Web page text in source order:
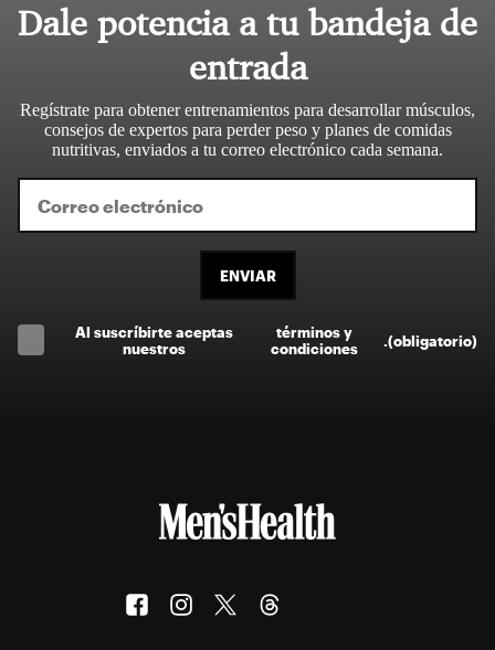
Dale potencia a tu bandeja de
entrada
Regístrate para obtener entrenamientos para desarrollar músculos,
consejos de expertos para perder peso y planes de comidas
nutritivas, enviados a tu correo electrónico cada semana.
ENVIAR
Al suscríbirte aceptas
nuestros
términos y
condiciones
(obligatorio)